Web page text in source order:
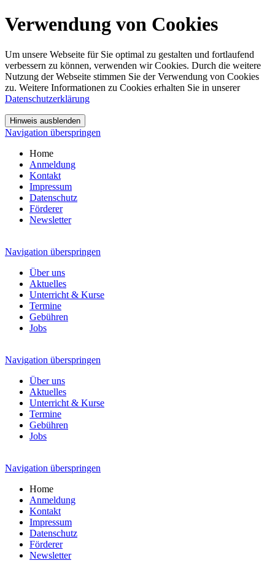
Verwendung von Cookies
Um unsere Webseite für Sie optimal zu gestalten und fortlaufend
verbessern zu können, verwenden wir Cookies. Durch die weitere
Nutzung der Webseite stimmen Sie der Verwendung von Cookies
zu. Weitere Informationen zu Cookies erhalten Sie in unserer
Datenschutzerklärung
Navigation überspringen
Home
Anmeldung
Kontakt
Impressum
Datenschutz
Förderer
Newsletter
Navigation überspringen
Über uns
Aktuelles
Unterricht & Kurse
Termine
Gebühren
Jobs
Navigation überspringen
Über uns
Aktuelles
Unterricht & Kurse
Termine
Gebühren
Jobs
Navigation überspringen
Home
Anmeldung
Kontakt
Impressum
Datenschutz
Förderer
Newsletter